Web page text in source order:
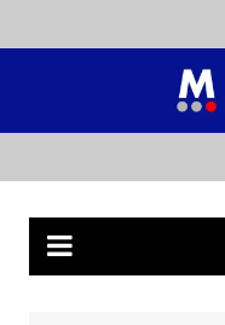
para